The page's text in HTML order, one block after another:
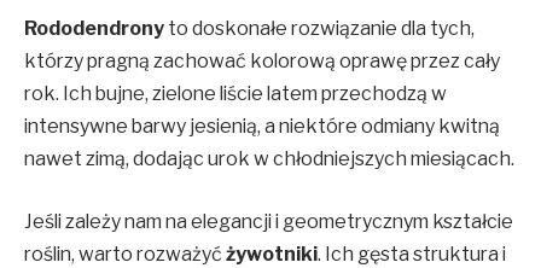
Rododendrony to doskonałe rozwiązanie dla tych,
którzy pragną zachować kolorową oprawę przez cały
rok. Ich bujne, zielone liście latem przechodzą w
intensywne barwy jesienią, a niektóre odmiany kwitną
nawet zimą, dodając urok w chłodniejszych miesiącach.
Jeśli zależy nam na elegancji i geometrycznym kształcie
roślin, warto rozważyć żywotniki. Ich gęsta struktura i